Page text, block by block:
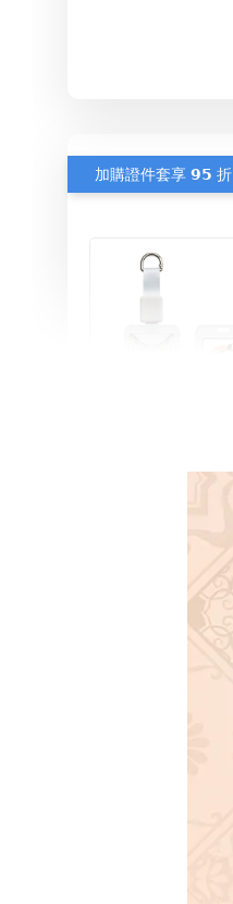
加購證件套享 𝟵𝟱 折